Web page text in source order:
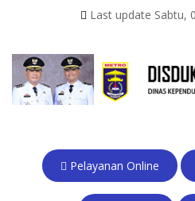
Last update Sabtu,
Pelayanan Online